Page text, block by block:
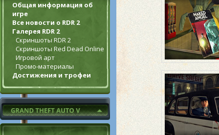
Общая информация об
игре
Все новости о RDR 2
Галерея RDR 2
Скриншоты RDR 2
Скриншоты Red Dead Online
Игровой арт
Промо-материалы
Достижения и трофеи